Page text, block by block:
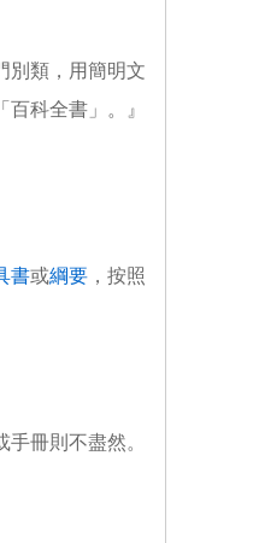
別類，用簡明文
科全書」。』
書或綱要，按照
冊則不盡然。